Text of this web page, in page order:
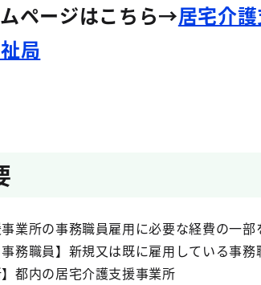
ページはこちら→居宅介
局
業所の事務職員雇用に必要な経費の一部
事務職員】新規又は既に雇用している事務
】都内の居宅介護支援事業所